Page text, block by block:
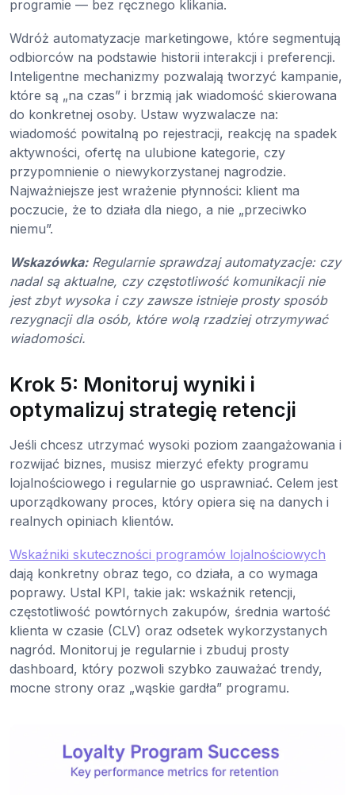
programie — bez ręcznego klikania.
Wdróż automatyzacje marketingowe, które segmentują
odbiorców na podstawie historii interakcji i preferencji.
Inteligentne mechanizmy pozwalają tworzyć kampanie,
które są „na czas” i brzmią jak wiadomość skierowana
do konkretnej osoby. Ustaw wyzwalacze na:
wiadomość powitalną po rejestracji, reakcję na spadek
aktywności, ofertę na ulubione kategorie, czy
przypomnienie o niewykorzystanej nagrodzie.
Najważniejsze jest wrażenie płynności: klient ma
poczucie, że to działa dla niego, a nie „przeciwko
niemu”.
Wskazówka: Regularnie sprawdzaj automatyzacje: czy
nadal są aktualne, czy częstotliwość komunikacji nie
jest zbyt wysoka i czy zawsze istnieje prosty sposób
rezygnacji dla osób, które wolą rzadziej otrzymywać
wiadomości.
Krok 5: Monitoruj wyniki i
optymalizuj strategię retencji
Jeśli chcesz utrzymać wysoki poziom zaangażowania i
rozwijać biznes, musisz mierzyć efekty programu
lojalnościowego i regularnie go usprawniać. Celem jest
uporządkowany proces, który opiera się na danych i
realnych opiniach klientów.
Wskaźniki skuteczności programów lojalnościowych
dają konkretny obraz tego, co działa, a co wymaga
poprawy. Ustal KPI, takie jak: wskaźnik retencji,
częstotliwość powtórnych zakupów, średnia wartość
klienta w czasie (CLV) oraz odsetek wykorzystanych
nagród. Monitoruj je regularnie i zbuduj prosty
dashboard, który pozwoli szybko zauważać trendy,
mocne strony oraz „wąskie gardła” programu.